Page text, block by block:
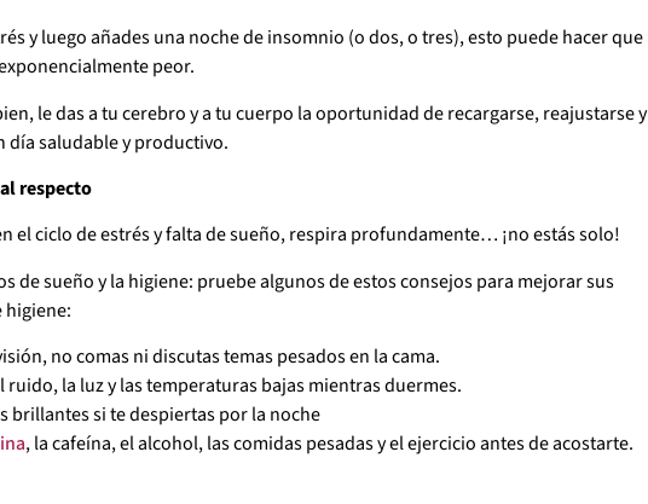
y luego añades una noche de insomnio (o dos, o tres), esto puede hacer que
peor.
le das a tu cerebro y a tu cuerpo la oportunidad de recargarse, reajustarse y
día saludable y productivo.
respecto
el ciclo de estrés y falta de sueño, respira profundamente… ¡no estás solo!
de sueño y la higiene: pruebe algunos de estos consejos para mejorar sus
higiene:
no comas ni discutas temas pesados en la cama.
ruido, la luz y las temperaturas bajas mientras duermes.
brillantes si te despiertas por la noche
, la cafeína, el alcohol, las comidas pesadas y el ejercicio antes de acostarte.